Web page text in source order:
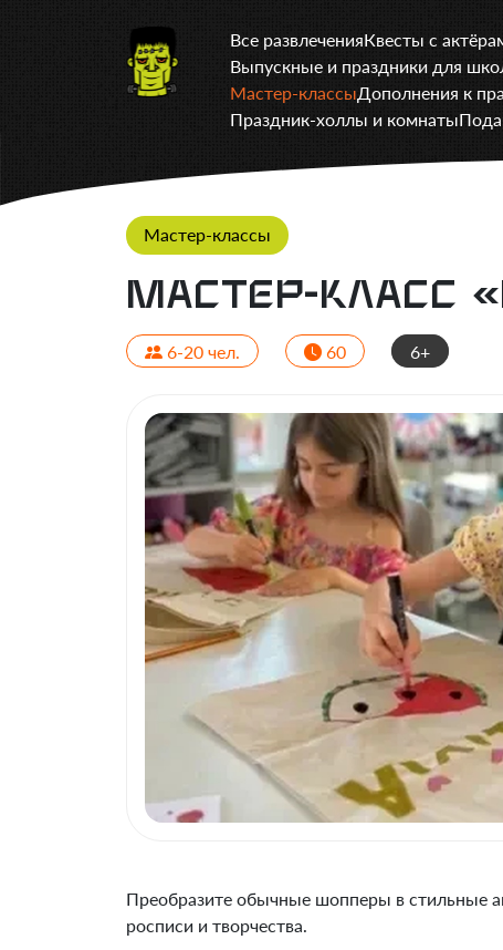
Все развлеченияКвесты с
Выпускные и праздники для
Мастер-классыДополнения к
Праздник-холлы и комнаты
Мастер-классы
Мастер-класс
6-20 чел. 60 6+
Преобразите обычные шопперы в стильные
росписи и творчества.